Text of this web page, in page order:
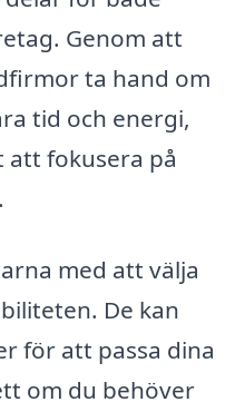
Genom att
ta hand om
tid och energi,
fokusera på
med att välja
De kan
för att passa dina
om du behöver